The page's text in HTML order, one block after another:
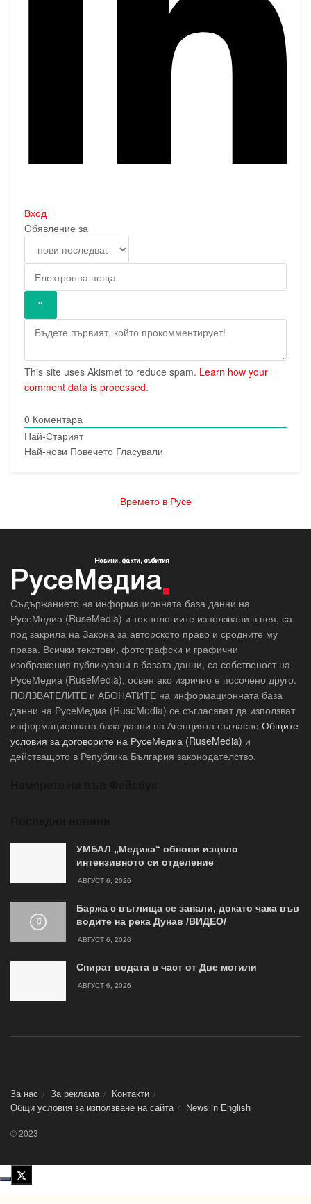
Вход
Обявление за
This site uses Akismet to reduce spam. Learn how your
comment data is processed.
0 Коментара
Най-Старият
Най-нови Повечето Гласували
Времето в Русе
Съдържанието на информационната база данни на
РусеМедиа (RuseMedia) и технологиите използвани в нея, са
под закрила на Закона за авторското право и сродните му
права. Всички текстови, фотографски и графични
изображения публикувани в базата данни, са собственост на
РусеМедиа (RuseMedia), освен ако изрично е посочено друго.
ПОЛЗВАТЕЛИТЕ и АБОНАТИТЕ на информационната база
данни на РусеМедиа (RuseMedia) се съгласяват да използват
информационната база данни на Агенцията съгласно Общите
условия за договорите на РусеМедиа (RuseMedia) и
действащото в Република България законодателство.
УМБАЛ „Медика“ обнови изцяло
интензивното си отделение
АВГУСТ 6, 2026
Баржа с въглища се запали, докато чака във
водите на река Дунав /ВИДЕО/
АВГУСТ 6, 2026
Спират водата в част от Две могили
АВГУСТ 6, 2026
За нас За реклама
Контакти
Общи условия за използване на сайта
News in Еnglish
© 2023